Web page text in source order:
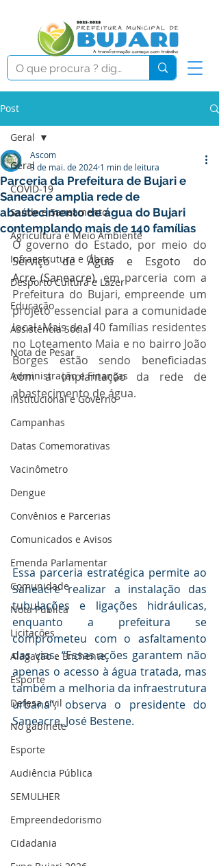
Post
Geral
COVID-19
Saúde e Saneamento
Agricultura e Meio Ambiente
Infraestrutura e Obras
Desporto Cultura e Lazer
Educação
Assistência Social
Nota de Pesar
Administração e Finanças
Institucional e Governo
Campanhas
Datas Comemorativas
Vacinômetro
Dengue
Convênios e Parcerias
Comunicados e Avisos
Emenda Parlamentar
Comunidade
Nota Pública
Licitações
Alagação e Enchente
Esporte
Defesa civil
No gabinete
Esporte
Audiência Pública
SEMULHER
Empreendedorismo
Cidadania
Geral
Parceria da Prefeitura de Bujari e
Saneacre amplia rede de
abastecimento de água do Bujari
contemplando mais de 140 famílias
Ascom
3 de mai. de 2024 1 min de leitura
Serviço de Água e Esgoto do
Acre (Saneacre), em parceria com a
Prefeitura do Bujari, empreende um
projeto essencial para a comunidade
local. Mais de 140 famílias residentes
no Loteamento Maia e no bairro João
Borges estão sendo beneficiadas
com a implantação da rede de
abastecimento de água.
Essa parceria estratégica permite ao
Saneacre realizar a instalação das
tubulações e ligações hidráulicas,
enquanto a prefeitura se
comprometeu com o asfaltamento
das vias. “Essas ações garantem não
apenas o acesso à água tratada, mas
também a melhoria da infraestrutura
urbana”, observa o presidente do
Saneacre, José Bestene.